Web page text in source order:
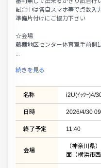
試合中は各自スマホ等で点数入
準備片付けにご協力下さい
☆会場
藤棚地区センター体育室手前側
...
続きを見る
名称 i2U(ｲｯﾂｰ)4/
日時 2026/4/30
終了予定 11:40
会場
（神奈川県
面（横浜市